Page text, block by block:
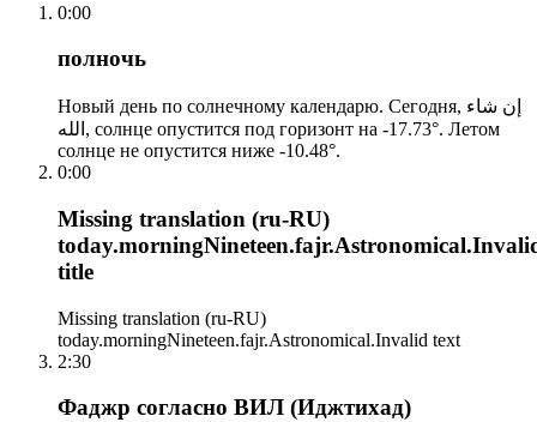
0:00
полночь
Новый день по солнечному календарю. Сегодня, إن شاء
الله, солнце опустится под горизонт на -17.73°. Летом
солнце не опустится ниже -10.48°.
0:00
Missing translation (ru-RU)
title
Missing translation (ru-RU)
today.morningNineteen.fajr.Astronomical.Invalid text
2:30
Фаджр согласно ВИЛ (Иджтихад)